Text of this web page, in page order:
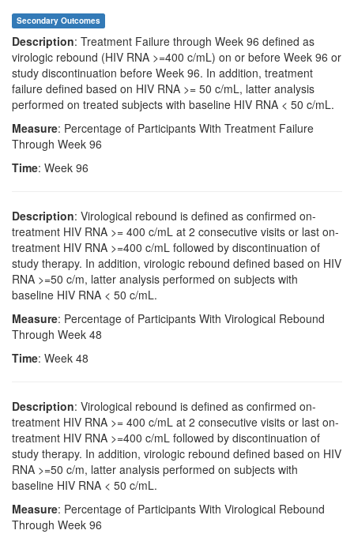
Secondary Outcomes
Description: Treatment Failure through Week 96 defined as
virologic rebound (HIV RNA >=400 c/mL) on or before Week 96 or
study discontinuation before Week 96. In addition, treatment
failure defined based on HIV RNA >= 50 c/mL, latter analysis
performed on treated subjects with baseline HIV RNA < 50 c/mL.
Measure: Percentage of Participants With Treatment Failure
Through Week 96
Time: Week 96
Description: Virological rebound is defined as confirmed on-
treatment HIV RNA >= 400 c/mL at 2 consecutive visits or last on-
treatment HIV RNA >=400 c/mL followed by discontinuation of
study therapy. In addition, virologic rebound defined based on HIV
RNA >=50 c/m, latter analysis performed on subjects with
baseline HIV RNA < 50 c/mL.
Measure: Percentage of Participants With Virological Rebound
Through Week 48
Time: Week 48
Description: Virological rebound is defined as confirmed on-
treatment HIV RNA >= 400 c/mL at 2 consecutive visits or last on-
treatment HIV RNA >=400 c/mL followed by discontinuation of
study therapy. In addition, virologic rebound defined based on HIV
RNA >=50 c/m, latter analysis performed on subjects with
baseline HIV RNA < 50 c/mL.
Measure: Percentage of Participants With Virological Rebound
Through Week 96